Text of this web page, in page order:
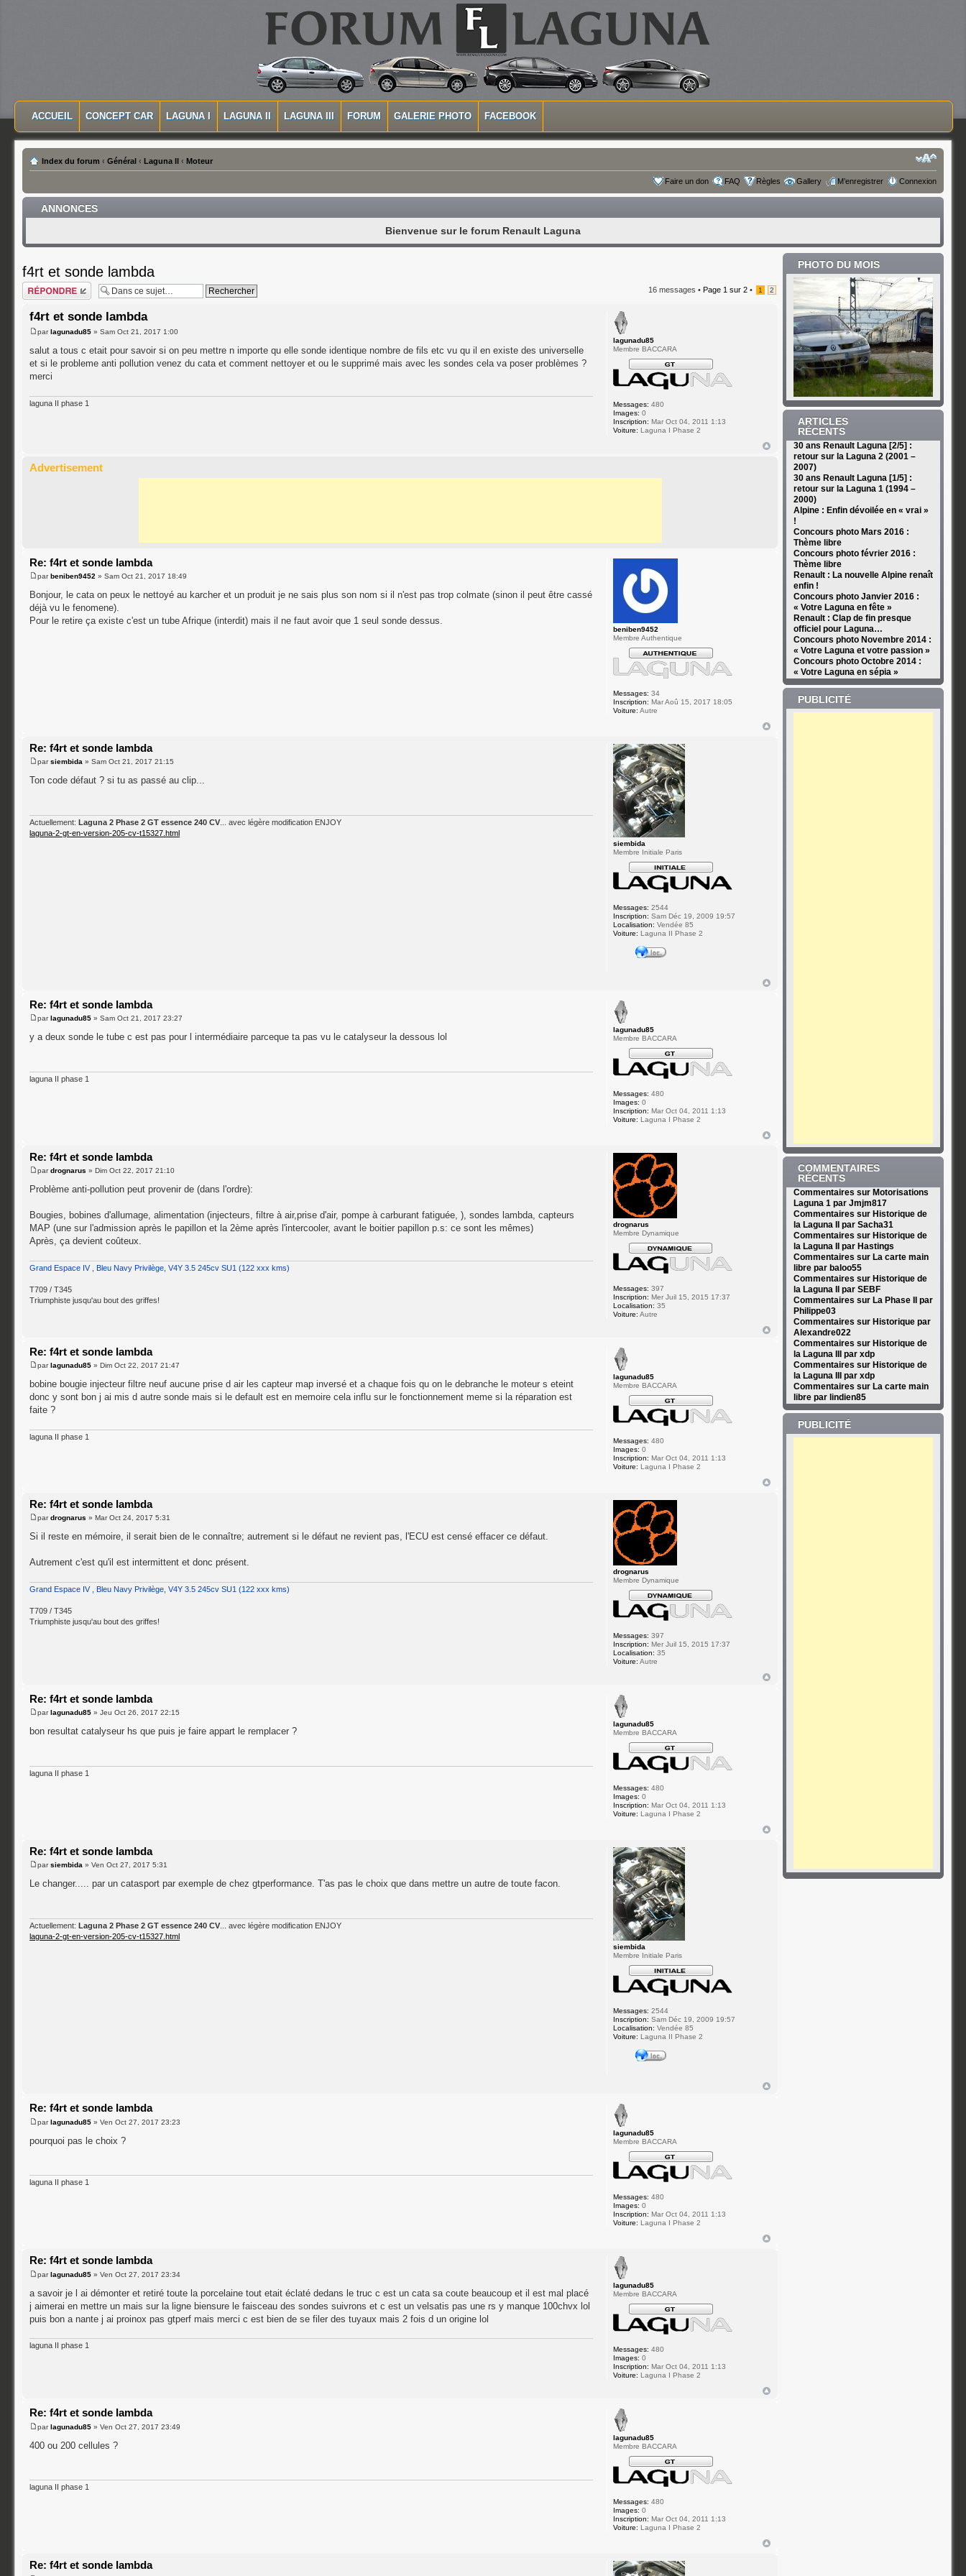
MENU PRINCIPAL
ACCUEIL CONCEPT CAR LAGUNA I LAGUNA II LAGUNA III FORUM GALERIE PHOTO FACEBOOK
Index du forum ‹ Général ‹ Laguna II ‹ Moteur
Faire un don FAQ Règles Gallery M’enregistrer Connexion
ANNONCES
Bienvenue sur le forum Renault Laguna
f4rt et sonde lambda
Répondre 16 messages •Page 1 sur2 • 1 2
f4rt et sonde lambda
parlagunadu85 » Sam Oct 21, 2017 1:00
salut a tous c etait pour savoir si on peu mettre n importe qu elle sonde identique nombre de fils etc vu qu il en existe des universelle
et si le probleme anti pollution venez du cata et comment nettoyer et ou le supprimé mais avec les sondes cela va poser problèmes ?
merci
laguna II phase 1
lagunadu85
Membre BACCARA
Messages: 480
Images: 0
Inscription: Mar Oct 04, 2011 1:13
Voiture: Laguna I Phase 2
Advertisement
Re: f4rt et sonde lambda
parbeniben9452 » Sam Oct 21, 2017 18:49
Bonjour, le cata on peux le nettoyé au karcher et un produit je ne sais plus son nom si il n'est pas trop colmate (sinon il peut être cassé
déjà vu le fenomene).
Pour le retire ça existe c'est un tube Afrique (interdit) mais il ne faut avoir que 1 seul sonde dessus.
beniben9452
Membre Authentique
Messages: 34
Inscription: Mar Aoû 15, 2017 18:05
Voiture: Autre
Re: f4rt et sonde lambda
parsiembida » Sam Oct 21, 2017 21:15
Ton code défaut ? si tu as passé au clip...
Actuellement:Laguna 2 Phase 2 GT essence 240 CV ... avec légère modification ENJOY
laguna-2-gt-en-version-205-cv-t15327.html
siembida
Membre Initiale Paris
Messages: 2544
Inscription: Sam Déc 19, 2009 19:57
Localisation: Vendée 85
Voiture: Laguna II Phase 2
Re: f4rt et sonde lambda
parlagunadu85 » Sam Oct 21, 2017 23:27
y a deux sonde le tube c est pas pour l intermédiaire parceque ta pas vu le catalyseur la dessous lol
laguna II phase 1
lagunadu85
Membre BACCARA
Messages: 480
Images: 0
Inscription: Mar Oct 04, 2011 1:13
Voiture: Laguna I Phase 2
Re: f4rt et sonde lambda
pardrognarus » Dim Oct 22, 2017 21:10
Problème anti-pollution peut provenir de (dans l'ordre):
Bougies, bobines d'allumage, alimentation (injecteurs, filtre à air,prise d'air, pompe à carburant fatiguée, ), sondes lambda, capteurs
MAP (une sur l'admission après le papillon et la 2ème après l'intercooler, avant le boitier papillon p.s: ce sont les mêmes)
Après, ça devient coûteux.
Grand Espace IV , Bleu Navy Privilège, V4Y 3.5 245cv SU1 (122 xxx kms)
T709 / T345
Triumphiste jusqu'au bout des griffes!
drognarus
Membre Dynamique
Messages: 397
Inscription: Mer Juil 15, 2015 17:37
Localisation: 35
Voiture: Autre
Re: f4rt et sonde lambda
parlagunadu85 » Dim Oct 22, 2017 21:47
bobine bougie injecteur filtre neuf aucune prise d air les capteur map inversé et a chaque fois qu on le debranche le moteur s eteint
donc y sont bon j ai mis d autre sonde mais si le default est en memoire cela influ sur le fonctionnement meme si la réparation est
faite ?
laguna II phase 1
lagunadu85
Membre BACCARA
Messages: 480
Images: 0
Inscription: Mar Oct 04, 2011 1:13
Voiture: Laguna I Phase 2
Re: f4rt et sonde lambda
pardrognarus » Mar Oct 24, 2017 5:31
Si il reste en mémoire, il serait bien de le connaître; autrement si le défaut ne revient pas, l'ECU est censé effacer ce défaut.
Autrement c'est qu'il est intermittent et donc présent.
Grand Espace IV , Bleu Navy Privilège, V4Y 3.5 245cv SU1 (122 xxx kms)
T709 / T345
Triumphiste jusqu'au bout des griffes!
drognarus
Membre Dynamique
Messages: 397
Inscription: Mer Juil 15, 2015 17:37
Localisation: 35
Voiture: Autre
Re: f4rt et sonde lambda
parlagunadu85 » Jeu Oct 26, 2017 22:15
bon resultat catalyseur hs que puis je faire appart le remplacer ?
laguna II phase 1
lagunadu85
Membre BACCARA
Messages: 480
Images: 0
Inscription: Mar Oct 04, 2011 1:13
Voiture: Laguna I Phase 2
Re: f4rt et sonde lambda
parsiembida » Ven Oct 27, 2017 5:31
Le changer..... par un catasport par exemple de chez gtperformance. T'as pas le choix que dans mettre un autre de toute facon.
Actuellement:Laguna 2 Phase 2 GT essence 240 CV ... avec légère modification ENJOY
laguna-2-gt-en-version-205-cv-t15327.html
siembida
Membre Initiale Paris
Messages: 2544
Inscription: Sam Déc 19, 2009 19:57
Localisation: Vendée 85
Voiture: Laguna II Phase 2
Re: f4rt et sonde lambda
parlagunadu85 » Ven Oct 27, 2017 23:23
pourquoi pas le choix ?
laguna II phase 1
lagunadu85
Membre BACCARA
Messages: 480
Images: 0
Inscription: Mar Oct 04, 2011 1:13
Voiture: Laguna I Phase 2
Re: f4rt et sonde lambda
parlagunadu85 » Ven Oct 27, 2017 23:34
a savoir je l ai démonter et retiré toute la porcelaine tout etait éclaté dedans le truc c est un cata sa coute beaucoup et il est mal placé
j aimerai en mettre un mais sur la ligne biensure le faisceau des sondes suivrons et c est un velsatis pas une rs y manque 100chvx lol
puis bon a nante j ai proinox pas gtperf mais merci c est bien de se filer des tuyaux mais 2 fois d un origine lol
laguna II phase 1
lagunadu85
Membre BACCARA
Messages: 480
Images: 0
Inscription: Mar Oct 04, 2011 1:13
Voiture: Laguna I Phase 2
Re: f4rt et sonde lambda
parlagunadu85 » Ven Oct 27, 2017 23:49
400 ou 200 cellules ?
laguna II phase 1
lagunadu85
Membre BACCARA
Messages: 480
Images: 0
Inscription: Mar Oct 04, 2011 1:13
Voiture: Laguna I Phase 2
Re: f4rt et sonde lambda
PHOTO DU MOIS
ARTICLES
RÉCENTS
30 ans Renault Laguna [2/5] :
retour sur la Laguna 2 (2001 –
2007)
30 ans Renault Laguna [1/5] :
retour sur la Laguna 1 (1994 –
2000)
Alpine : Enfin dévoilée en « vrai »
!
Concours photo Mars 2016 :
Thème libre
Concours photo février 2016 :
Thème libre
Renault : La nouvelle Alpine renaît
enfin !
Concours photo Janvier 2016 :
« Votre Laguna en fête »
Renault : Clap de fin presque
officiel pour Laguna…
Concours photo Novembre 2014 :
« Votre Laguna et votre passion »
Concours photo Octobre 2014 :
« Votre Laguna en sépia »
PUBLICITÉ
COMMENTAIRES
RÉCENTS
Commentaires sur Motorisations
Laguna 1 par Jmjm817
Commentaires sur Historique de
la Laguna II par Sacha31
Commentaires sur Historique de
la Laguna II par Hastings
Commentaires sur La carte main
libre par baloo55
Commentaires sur Historique de
la Laguna II par SEBF
Commentaires sur La Phase II par
Philippe03
Commentaires sur Historique par
Alexandre022
Commentaires sur Historique de
la Laguna III par xdp
Commentaires sur Historique de
la Laguna III par xdp
Commentaires sur La carte main
libre par lindien85
PUBLICITÉ